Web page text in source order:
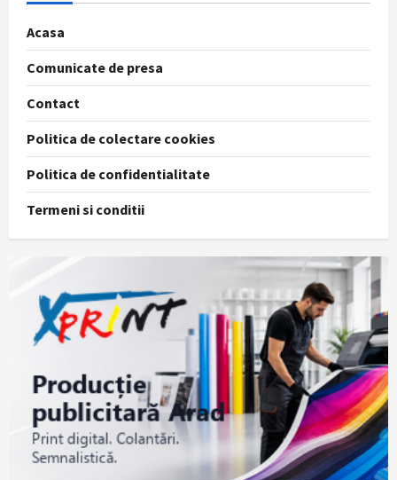
Acasa
Comunicate de presa
Contact
Politica de colectare cookies
Politica de confidentialitate
Termeni si conditii